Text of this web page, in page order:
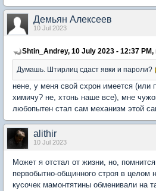
Демьян Алексеев
10 Jul 2023
Shtin_Andrey, 10 July 2023 - 12:37 PM,
Думашь. Штирлиц сдаст явки и пароли?
нене, у меня свой схрон имеется (или
химичу? не, хтонь наше все), мне
любопытен стал сам механизм этой
alithir
10 Jul 2023
Может я отстал от жизни, но,
первобытно-общинного строя в целом
кусочек мамонтятины обменивали на